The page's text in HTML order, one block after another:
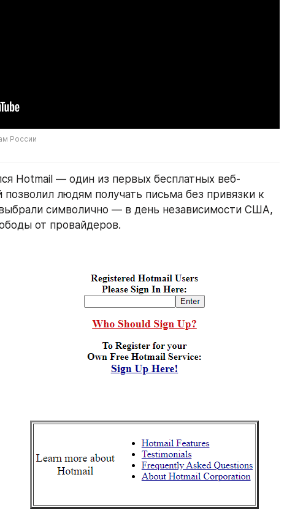
России
Hotmail — один из первых бесплатных веб-
людям получать письма без привязки к
символично — в день независимости США,
от провайдеров.